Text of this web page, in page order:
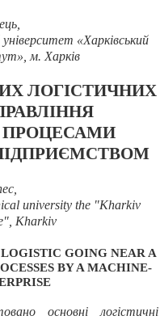
«Харківський
, м. Харків
ЛОГІСТИЧНИХ
ПРОЦЕСАМИ
university the "Kharkiv
, Kharkiv
GOING NEAR A
BY A MACHINE-
основні логістичні